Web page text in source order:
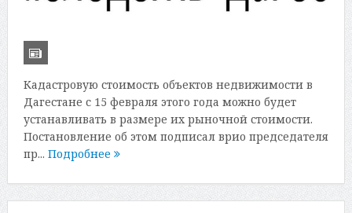
Кадастровую стоимость объектов недвижимости в
Дагестане с 15 февраля этого года можно будет
устанавливать в размере их рыночной стоимости.
Постановление об этом подписал врио председателя
пр... Подробнее